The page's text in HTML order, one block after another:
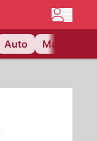
Auto Matchcenter